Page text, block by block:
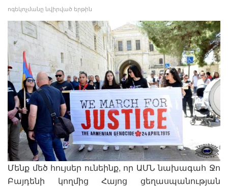
ոգեկոչմանը նվիրված երթին
Մենք մեծ հույսեր ունեինք, որ ԱՄՆ նախագահ Ջո
Բայդենի կողմից Հայոց ցեղասպանության